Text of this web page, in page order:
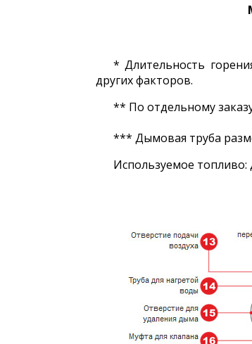
* Длительность
других факторов.
** По отдельному
*** Дымовая труба
Используемое